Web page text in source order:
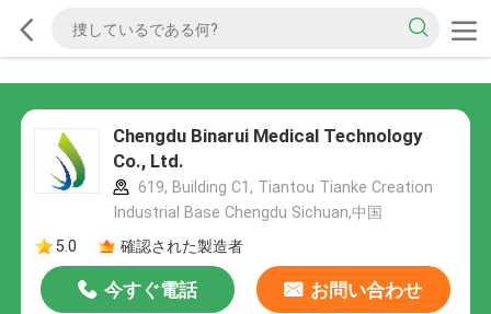
Chengdu Binarui Medical Technology
Co., Ltd.
619, Building C1, Tiantou Tianke Creation
Industrial Base Chengdu Sichuan,中国
5.0
確認された製造者
今すぐ電話 お問い合わせ